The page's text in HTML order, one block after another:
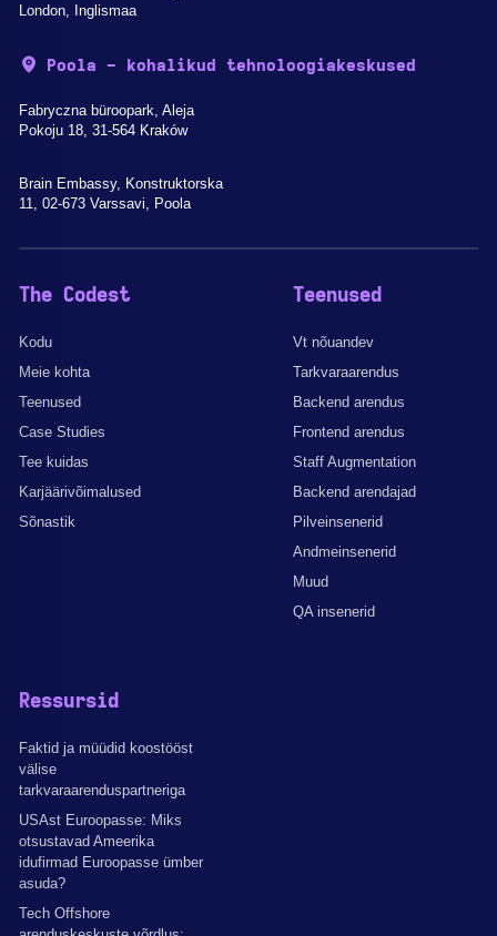
London, Inglismaa
Poola - kohalikud tehnoloogiakeskused
Fabryczna büroopark, Aleja
Pokoju 18, 31-564 Kraków
Brain Embassy, Konstruktorska
11, 02-673 Varssavi, Poola
The Codest
Kodu
Meie kohta
Teenused
Case Studies
Tee kuidas
Karjäärivõimalused
Sõnastik
Teenused
Vt nõuandev
Tarkvaraarendus
Backend arendus
Frontend arendus
Staff Augmentation
Backend arendajad
Pilveinsenerid
Andmeinsenerid
Muud
QA insenerid
Ressursid
Faktid ja müüdid koostööst
välise
tarkvaraarenduspartneriga
USAst Euroopasse: Miks
otsustavad Ameerika
idufirmad Euroopasse ümber
asuda?
Tech Offshore